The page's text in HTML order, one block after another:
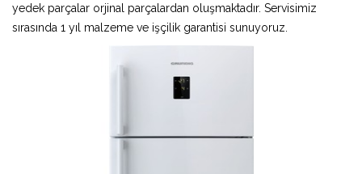
yedek parçalar orjinal parçalardan oluşmaktadır. Servisimiz
sırasında 1 yıl malzeme ve işçilik garantisi sunuyoruz.